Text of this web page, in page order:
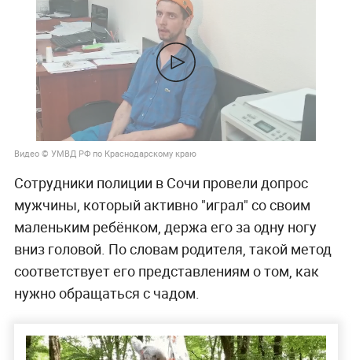
Видео © УМВД РФ по Краснодарскому краю
Сотрудники полиции в Сочи провели допрос
мужчины, который активно "играл" со своим
маленьким ребёнком, держа его за одну ногу
вниз головой. По словам родителя, такой метод
соответствует его представлениям о том, как
нужно обращаться с чадом.